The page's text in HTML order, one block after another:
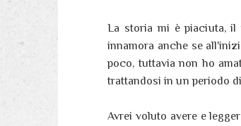
La storia mi è piaciuta,
innamora anche se
poco, tuttavia non ho
trattandosi in un periodo
Avrei voluto avere e